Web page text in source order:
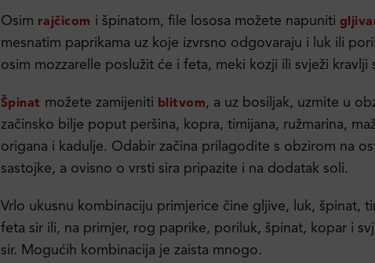
Osim rajčicom i špinatom, file lososa možete napuniti
mesnatim paprikama uz koje izvrsno odgovaraju i luk ili
osim mozzarelle poslužit će i feta, meki kozji ili svježi kravlji
Špinat možete zamijeniti blitvom, a uz bosiljak, uzmite u
začinsko bilje poput peršina, kopra, timijana, ružmarina,
origana i kadulje. Odabir začina prilagodite s obzirom na
sastojke, a ovisno o vrsti sira pripazite i na dodatak soli.
Vrlo ukusnu kombinaciju primjerice čine gljive, luk, špinat,
feta sir ili, na primjer, rog paprike, poriluk, špinat, kopar i
sir. Mogućih kombinacija je zaista mnogo.